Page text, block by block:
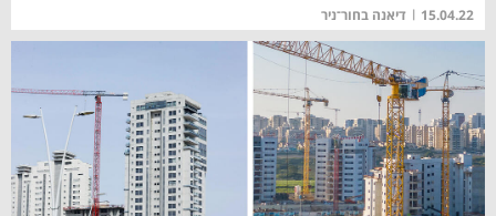
15.04.22
| דיאנה בחור־ניר